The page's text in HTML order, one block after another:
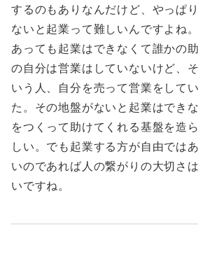
するのもありなんだけど、やっぱ
ないと起業って難しいんですよね
あっても起業はできなくて誰かの
の自分は営業はしていないけど、
いう人、自分を売って営業をして
た。その地盤がないと起業はでき
をつくって助けてくれる基盤を造
しい。でも起業する方が自由では
いのであれば人の繋がりの大切さ
いですね。